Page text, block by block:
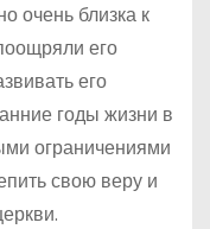
очень близка к
его
его
годы жизни в
ограничениями
свою веру и